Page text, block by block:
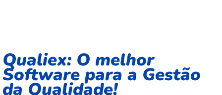
Qualiex: O melhor
Software para a Gestão
da Qualidade!